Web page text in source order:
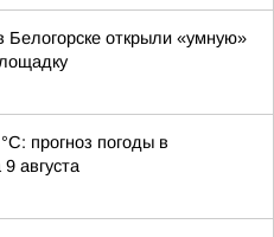
Белогорске открыли «умную»
прогноз погоды в
августа